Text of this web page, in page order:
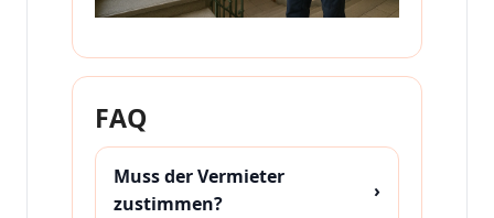
FAQ
Muss der Vermieter
zustimmen?
›